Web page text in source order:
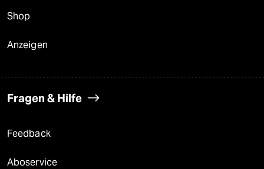
Shop
Anzeigen
Fragen & Hilfe
Feedback
Aboservice